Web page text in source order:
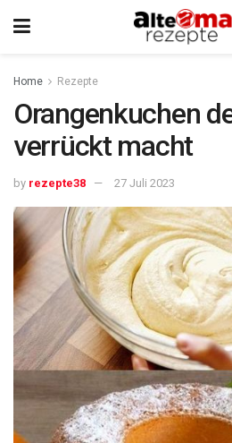
Home Rezepte
Orangenkuchen
verrückt macht
by rezepte38 27 Juli 2023